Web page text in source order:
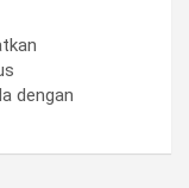
dengan